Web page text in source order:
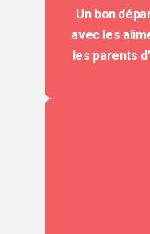
Un bon
avec les
les parents